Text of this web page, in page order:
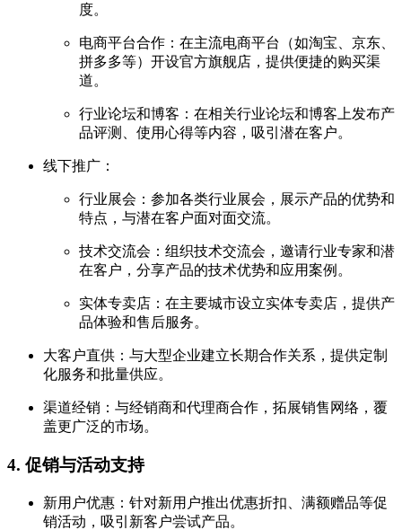
度。
电商平台合作：在主流电商平台（如淘宝、京东、
拼多多等）开设官方旗舰店，提供便捷的购买渠
道。
行业论坛和博客：在相关行业论坛和博客上发布产
品评测、使用心得等内容，吸引潜在客户。
线下推广：
行业展会：参加各类行业展会，展示产品的优势和
特点，与潜在客户面对面交流。
技术交流会：组织技术交流会，邀请行业专家和潜
在客户，分享产品的技术优势和应用案例。
实体专卖店：在主要城市设立实体专卖店，提供产
品体验和售后服务。
大客户直供：与大型企业建立长期合作关系，提供定制
化服务和批量供应。
渠道经销：与经销商和代理商合作，拓展销售网络，覆
盖更广泛的市场。
4. 促销与活动支持
新用户优惠：针对新用户推出优惠折扣、满额赠品等促
销活动，吸引新客户尝试产品。